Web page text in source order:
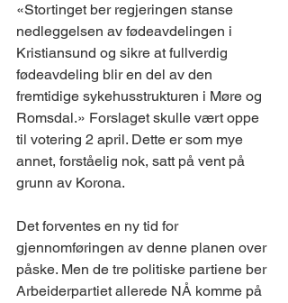
«Stortinget ber regjeringen stanse
nedleggelsen av fødeavdelingen i
Kristiansund og sikre at fullverdig
fødeavdeling blir en del av den
fremtidige sykehusstrukturen i Møre og
Romsdal.» Forslaget skulle vært oppe
til votering 2 april. Dette er som mye
annet, forståelig nok, satt på vent på
grunn av Korona.
Det forventes en ny tid for
gjennomføringen av denne planen over
påske. Men de tre politiske partiene ber
Arbeiderpartiet allerede NÅ komme på